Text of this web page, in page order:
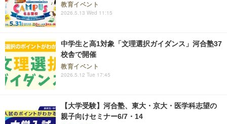
教育イベント
2026.5.13 Wed 11:15
中学生と高1対象「文理選択ガイダンス」河合塾37
校舎で開催
教育イベント
2026.5.12 Tue 17:45
【大学受験】河合塾、東大・京大・医学科志望の
親子向けセミナー6/7・14